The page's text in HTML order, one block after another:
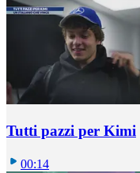
Tutti pazzi per Kimi
00:14